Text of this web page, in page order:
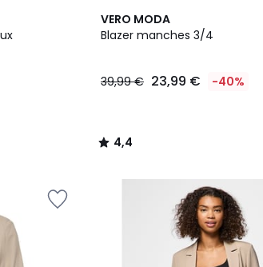
VERO MODA
Blazer manches 3/4
39,99 € 23,99 € -40%
4,4
/ 5
4,4
/